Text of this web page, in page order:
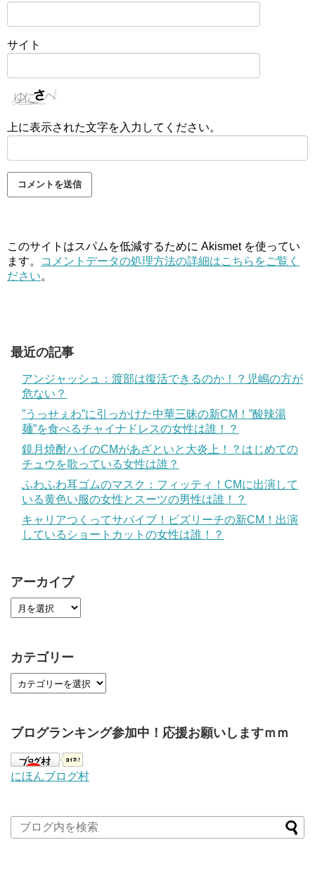
サイト
上に表示された文字を入力してください。
このサイトはスパムを低減するために Akismet を使ってい
ます。
コメントデータの処理方法の詳細はこちらをご覧く
ださい。
最近の記事
アンジャッシュ：渡部は復活できるのか！？児嶋の方が
危ない？
”うっせぇわ”に引っかけた中華三昧の新CM！”酸辣湯
麺”を食べるチャイナドレスの女性は誰！？
鏡月焼酎ハイのCMがあざといと大炎上！？はじめての
チュウを歌っている女性は誰？
ふわふわ耳ゴムのマスク：フィッティ！CMに出演して
いる黄色い服の女性とスーツの男性は誰！？
キャリアつくってサバイブ！ビズリーチの新CM！出演
しているショートカットの女性は誰！？
アーカイブ
カテゴリー
ブログランキング参加中！応援お願いしますｍｍ
にほんブログ村